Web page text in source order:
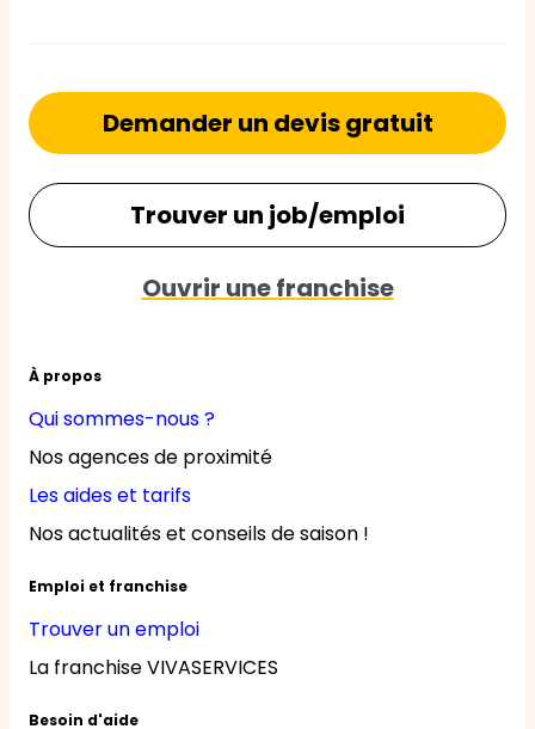
À propos
Qui sommes-nous ?
Nos agences de proximité
Les aides et tarifs
Nos actualités et conseils de saison !
Emploi et franchise
Trouver un emploi
La franchise VIVASERVICES
Besoin d'aide
Demander un devis gratuit
Trouver un job/emploi
Ouvrir une franchise